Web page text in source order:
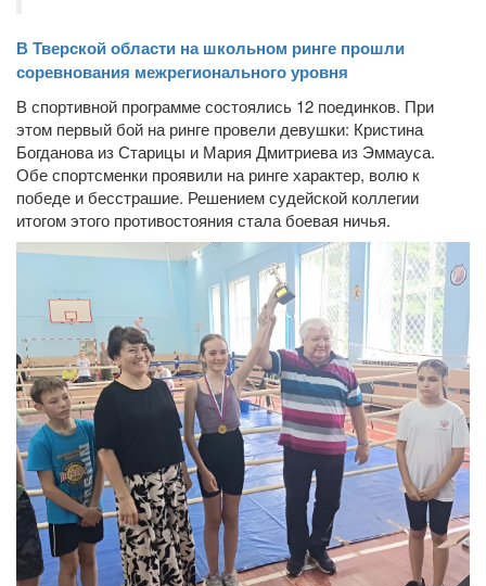
В Тверской области на школьном ринге прошли
соревнования межрегионального уровня
В спортивной программе состоялись 12 поединков. При
этом первый бой на ринге провели девушки: Кристина
Богданова из Старицы и Мария Дмитриева из Эммауса.
Обе спортсменки проявили на ринге характер, волю к
победе и бесстрашие. Решением судейской коллегии
итогом этого противостояния стала боевая ничья.